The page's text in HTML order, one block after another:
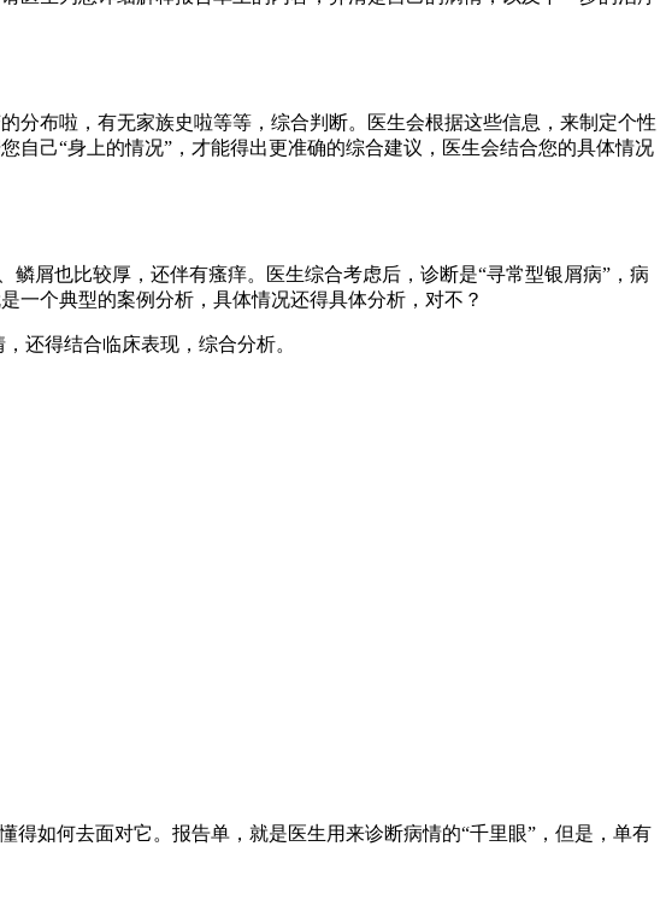
分布啦，有无家族史啦等等，综合判断。医生会根据这些信息，来制定个性
己“身上的情况”，才能得出更准确的综合建议，医生会结合您的具体情况
屑也比较厚，还伴有瘙痒。医生综合考虑后，诊断是“寻常型银屑病”，病
一个典型的案例分析，具体情况还得具体分析，对不？
还得结合临床表现，综合分析。
如何去面对它。报告单，就是医生用来诊断病情的“千里眼”，但是，单有